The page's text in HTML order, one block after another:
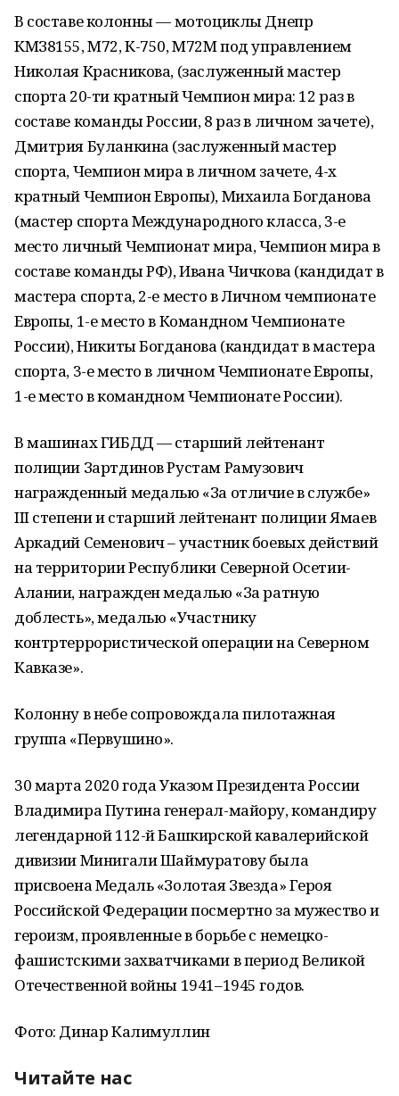
В составе колонны — мотоциклы Днепр
КМЗ8155, М72, К-750, М72М под управлением
Николая Красникова, (заслуженный мастер
спорта 20-ти кратный Чемпион мира: 12 раз в
составе команды России, 8 раз в личном зачете),
Дмитрия Буланкина (заслуженный мастер
спорта, Чемпион мира в личном зачете, 4-х
кратный Чемпион Европы), Михаила Богданова
(мастер спорта Международного класса, 3-е
место личный Чемпионат мира, Чемпион мира в
составе команды РФ), Ивана Чичкова (кандидат в
мастера спорта, 2-е место в Личном чемпионате
Европы, 1-е место в Командном Чемпионате
России), Никиты Богданова (кандидат в мастера
спорта, 3-е место в личном Чемпионате Европы,
1-е место в командном Чемпионате России).
В машинах ГИБДД — старший лейтенант
полиции Зартдинов Рустам Рамузович
награжденный медалью «За отличие в службе»
III степени и старший лейтенант полиции Ямаев
Аркадий Семенович – участник боевых действий
на территории Республики Северной Осетии-
Алании, награжден медалью «За ратную
доблесть», медалью «Участнику
контртеррористической операции на Северном
Кавказе».
Колонну в небе сопровождала пилотажная
группа «Первушино».
30 марта 2020 года Указом Президента России
Владимира Путина генерал-майору, командиру
легендарной 112-й Башкирской кавалерийской
дивизии Минигали Шаймуратову была
присвоена Медаль «Золотая Звезда» Героя
Российской Федерации посмертно за мужество и
героизм, проявленные в борьбе с немецко-
фашистскими захватчиками в период Великой
Отечественной войны 1941–1945 годов.
Фото: Динар Калимуллин
Читайте нас